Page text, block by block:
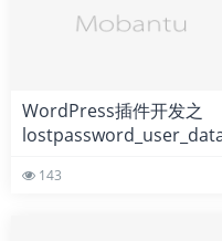
WordPress插件开发之
143